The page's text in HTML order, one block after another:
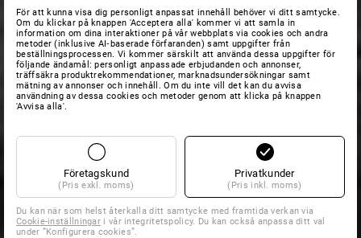
För att kunna visa dig personligt anpassat innehåll behöver vi ditt samtycke.
Om du klickar på knappen 'Acceptera alla' kommer vi att samla in
information om dina interaktioner på vår webbplats via cookies och andra
metoder (inklusive AI‑baserade förfaranden) samt uppgifter från
beställningsprocessen. Vi kommer särskilt att använda dessa uppgifter för
följande ändamål: personligt anpassade erbjudanden och annonser,
träffsäkra produktrekommendationer, marknadsundersökningar samt
mätning av annonser och innehåll. Om du inte vill det kan du avvisa
användning av dessa cookies och metoder genom att klicka på knappen
'Avvisa alla'.
Företagskund
(Pris exkl. moms)
Privatkunder
(Pris inkl. moms)
Du kan när som helst återkalla ditt samtycke med framtida verkan via
Cookie-inställningar i vår integritetspolicy. Du kan också anpassa ditt val
under ”Konfigurera cookies”.